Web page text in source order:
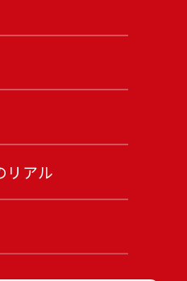
リアル